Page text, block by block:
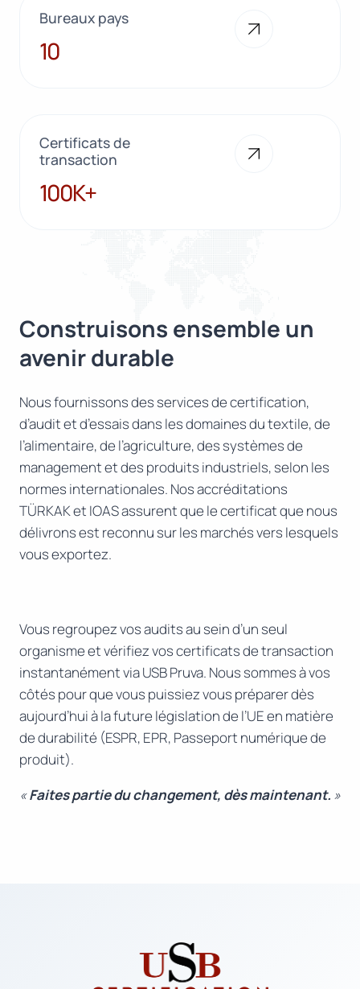
Bureaux pays
10
10
Certificats de
transaction
100K+
100K+
Construisons ensemble un
avenir durable
Nous fournissons des services de certification,
d’audit et d’essais dans les domaines du textile, de
l’alimentaire, de l’agriculture, des systèmes de
management et des produits industriels, selon les
normes internationales. Nos accréditations
TÜRKAK et IOAS assurent que le certificat que nous
délivrons est reconnu sur les marchés vers lesquels
vous exportez.
Vous regroupez vos audits au sein d’un seul
organisme et vérifiez vos certificats de transaction
instantanément via USB Pruva. Nous sommes à vos
côtés pour que vous puissiez vous préparer dès
aujourd’hui à la future législation de l’UE en matière
de durabilité (ESPR, EPR, Passeport numérique de
produit).
«Faites partie du changement, dès maintenant. »